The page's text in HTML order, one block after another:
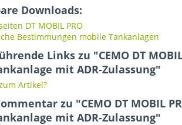
Downloads:
DT MOBIL PRO
Bestimmungen mobile Tankanlagen
Links zu "CEMO DT
mit ADR-Zulassung"
Artikel?
zu "CEMO DT MOBIL
mit ADR-Zulassung"